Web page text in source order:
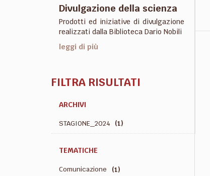
Divulgazione della scienza
Prodotti ed iniziative di divulgazione
realizzati dalla Biblioteca Dario Nobili
leggi di più
FILTRA RISULTATI
ARCHIVI
STAGIONE_2024 (1)
TEMATICHE
Comunicazione (1)